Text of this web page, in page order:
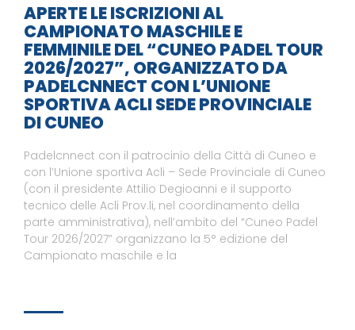
APERTE LE ISCRIZIONI AL
CAMPIONATO MASCHILE E
FEMMINILE DEL “CUNEO PADEL TOUR
2026/2027”, ORGANIZZATO DA
PADELCNNECT CON L’UNIONE
SPORTIVA ACLI SEDE PROVINCIALE
DI CUNEO
Padelcnnect con il patrocinio della Città di Cuneo e
con l’Unione sportiva Acli – Sede Provinciale di Cuneo
(con il presidente Attilio Degioanni e il supporto
tecnico delle Acli Prov.li, nel coordinamento della
parte amministrativa), nell’ambito del “Cuneo Padel
Tour 2026/2027” organizzano la 5° edizione del
Campionato maschile e la